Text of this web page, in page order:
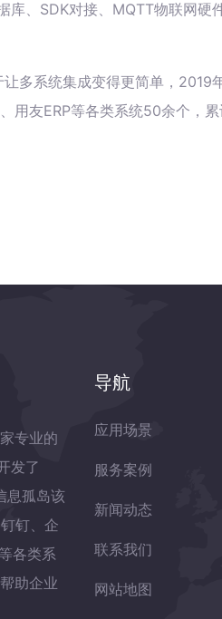
库、SDK对接、MQTT物联网硬
多系统集成变得更简单，2019
用友ERP等各类系统50余个，
专业的
发了
息孤岛该
钉、企
各类系
助企业
导航
应用场景
服务案例
新闻动态
联系我们
网站地图